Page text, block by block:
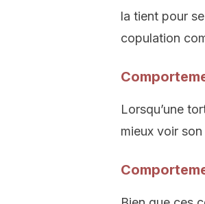
la tient pour
copulation
Lorsqu’une
mieux voir